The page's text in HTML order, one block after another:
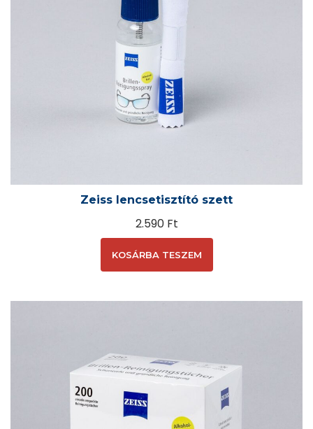
Zeiss lencsetisztító szett
2.590 Ft
KOSÁRBA TESZEM